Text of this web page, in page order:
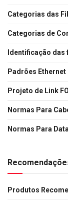
Categorias das
Categorias de
Identificação
Padrões Ethernet
Projeto de Link
Normas Para
Normas Para
Produtos